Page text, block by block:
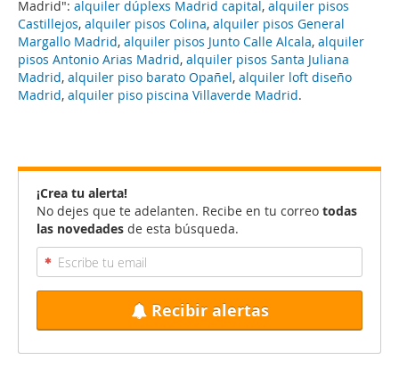
Madrid": alquiler dúplexs Madrid capital, alquiler pisos
Castillejos, alquiler pisos Colina, alquiler pisos General
Margallo Madrid, alquiler pisos Junto Calle Alcala, alquiler
pisos Antonio Arias Madrid, alquiler pisos Santa Juliana
Madrid, alquiler piso barato Opañel, alquiler loft diseño
Madrid, alquiler piso piscina Villaverde Madrid.
¡Crea tu alerta!
No dejes que te adelanten. Recibe en tu correo todas
las novedades de esta búsqueda.
Recibir alertas